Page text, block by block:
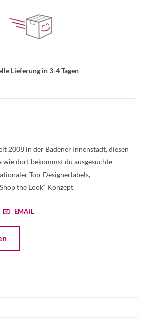
Lieferung in 3-4 Tagen
2008 in der Badener Innenstadt, diesen
dort bekommst du ausgesuchte
Top-Designerlabels,
the Look“ Konzept.
EMAIL